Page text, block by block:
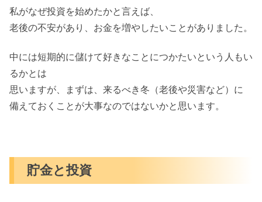
私がなぜ投資を始めたかと言えば、
老後の不安があり、お金を増やしたいことがありました。
中には短期的に儲けて好きなことにつかたいという人もい
るかとは
思いますが、まずは、来るべき冬（老後や災害など）に
備えておくことが大事なのではないかと思います。
貯金と投資